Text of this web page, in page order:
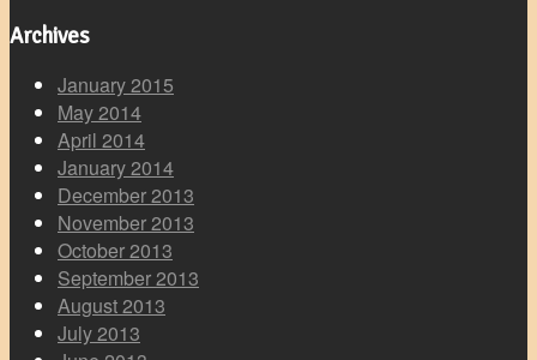
Archives
January 2015
May 2014
April 2014
January 2014
December 2013
November 2013
October 2013
September 2013
August 2013
July 2013